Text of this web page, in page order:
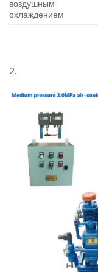
воздушным
охлаждением
2.